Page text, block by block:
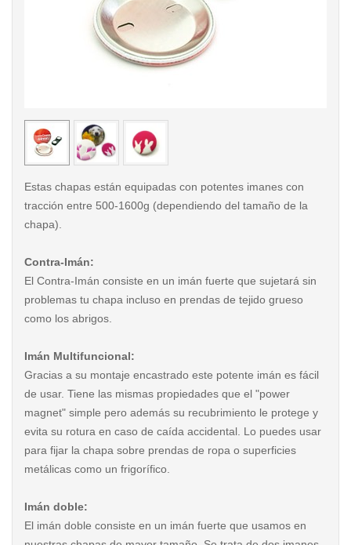
< /picture>
Estas chapas están equipadas con potentes imanes con
tracción entre 500-1600g (dependiendo del tamaño de la
chapa).
Contra-Imán:
El Contra-Imán consiste en un imán fuerte que sujetará sin
problemas tu chapa incluso en prendas de tejido grueso
como los abrigos.
Imán Multifuncional:
Gracias a su montaje encastrado este potente imán es fácil
de usar. Tiene las mismas propiedades que el "power
magnet" simple pero además su recubrimiento le protege y
evita su rotura en caso de caída accidental. Lo puedes usar
para fijar la chapa sobre prendas de ropa o superficies
metálicas como un frigorífico.
Imán doble:
El imán doble consiste en un imán fuerte que usamos en